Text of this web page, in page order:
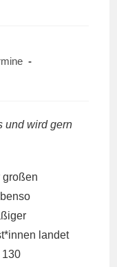
und wird gern
großen
landet
130